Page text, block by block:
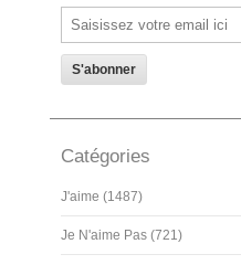
Email
Catégories
J'aime (1487)
Je N'aime Pas (721)